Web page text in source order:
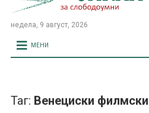
недела, 9 август, 2026
МЕНИ
Таг: Венециски